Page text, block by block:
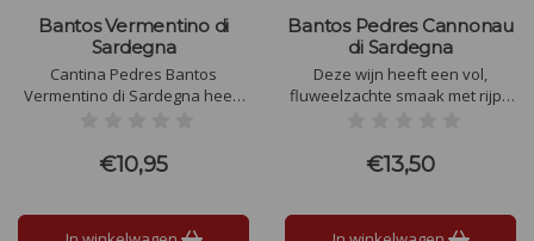
Bantos Vermentino di
Sardegna
Cantina Pedres Bantos
Vermentino di Sardegna heeft
perzik en subtiele mediterrane
kruiden. De structuur is elegant
€10,95
Bantos Pedres Cannonau
di Sardegna
Deze wijn heeft een vol,
fluweelzachte smaak met rijpe
tonen van tabak en vanille door
houtrijping geven diepgang,
€13,50